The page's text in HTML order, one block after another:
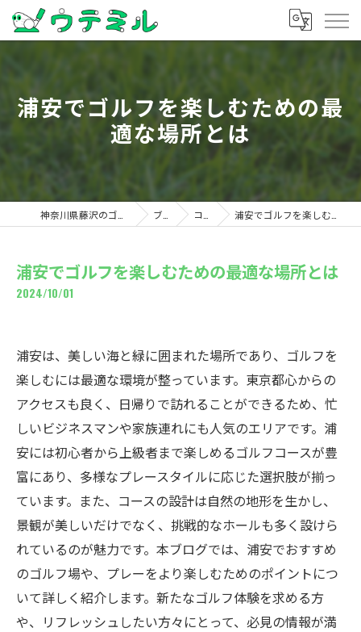
浦安でゴルフを楽しむための最
適な場所とは
ブログ コラム 浦安でゴルフを楽しむための最適な場所とは
浦安でゴルフを楽しむための最適な場所とは
2024/10/01
浦安は、美しい海と緑に囲まれた場所であり、ゴルフを
楽しむには最適な環境が整っています。東京都心からの
アクセスも良く、日帰りで訪れることができるため、忙
しいビジネスマンや家族連れにも人気のエリアです。浦
安には初心者から上級者まで楽しめるゴルフコースが豊
富にあり、多様なプレースタイルに応じた選択肢が揃っ
ています。また、コースの設計は自然の地形を生かし、
景観が美しいだけでなく、挑戦的なホールも多く設けら
れているのが魅力です。本ブログでは、浦安でおすすめ
のゴルフ場や、プレーをより楽しむためのポイントにつ
いて詳しく紹介します。新たなゴルフ体験を求める方
や、リフレッシュしたい方々にとって、必見の情報が満